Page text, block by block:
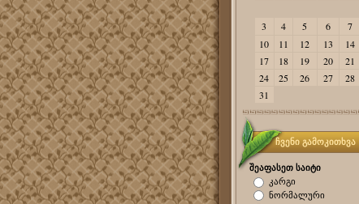
3
4 5 6 7
10
11 12 13 14
17
18 19 20 21
24
25 26 27 28
31
ჩვენი გამოკითხვა
შეაფასეთ საიტი
კარგი
ნორმალური